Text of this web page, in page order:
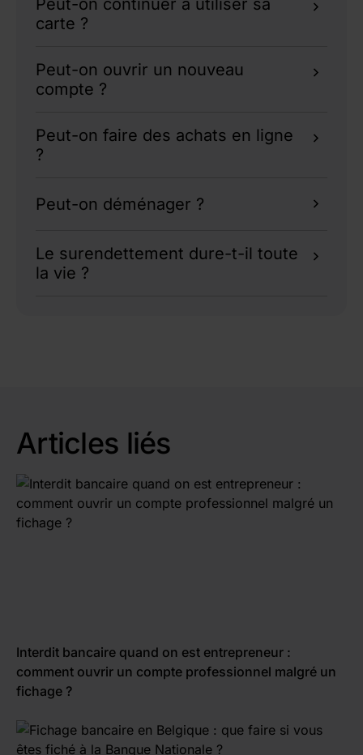
carte ?
systématique.
Peut-on ouvrir un nouveau
compte ?
de la Banque de France du département. Ou via
un établissement de paiement sans découvert
Peut-on faire des achats en ligne
?
Peut-on déménager ?
Le surendettement dure-t-il toute
la vie ?
Articles liés
Interdit bancaire quand on est entrepreneur :
comment ouvrir un compte professionnel malgré un
fichage ?